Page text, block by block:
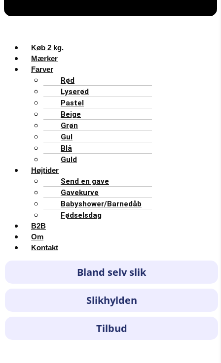
Køb 2 kg.
Mærker
Farver
Rød
Lyserød
Pastel
Beige
Grøn
Gul
Blå
Guld
Højtider
Send en gave
Gavekurve
Babyshower/Barnedåb
Fødselsdag
B2B
Om
Kontakt
Bland selv slik
Slikhylden
Tilbud